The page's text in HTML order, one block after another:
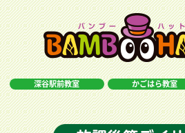
深谷駅前教室 かごはら教室